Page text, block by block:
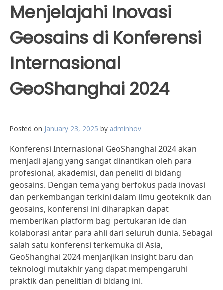
Menjelajahi Inovasi
Geosains di Konferensi
Internasional
GeoShanghai 2024
Posted on January 23, 2025 by adminhov
Konferensi Internasional GeoShanghai 2024 akan
menjadi ajang yang sangat dinantikan oleh para
profesional, akademisi, dan peneliti di bidang
geosains. Dengan tema yang berfokus pada inovasi
dan perkembangan terkini dalam ilmu geoteknik dan
geosains, konferensi ini diharapkan dapat
memberikan platform bagi pertukaran ide dan
kolaborasi antar para ahli dari seluruh dunia. Sebagai
salah satu konferensi terkemuka di Asia,
GeoShanghai 2024 menjanjikan insight baru dan
teknologi mutakhir yang dapat mempengaruhi
praktik dan penelitian di bidang ini.